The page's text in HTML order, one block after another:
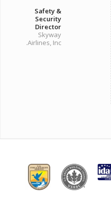
Safety &
Security
Director
Skyway
Airlines, Inc.